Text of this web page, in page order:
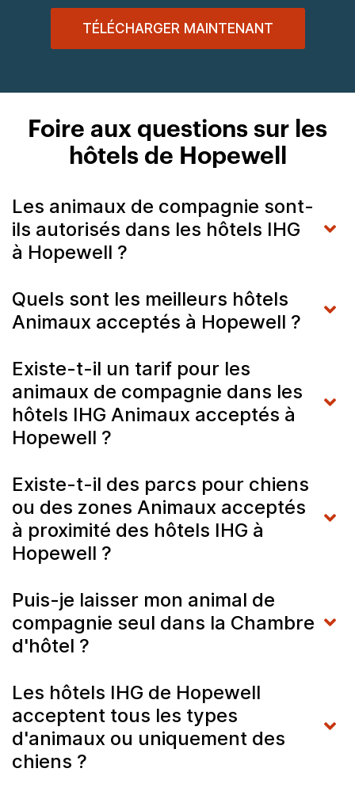
TÉLÉCHARGER MAINTENANT
Foire aux questions sur les
hôtels de Hopewell
Les animaux de compagnie sont-
ils autorisés dans les hôtels IHG
à Hopewell ?
Quels sont les meilleurs hôtels
Animaux acceptés à Hopewell ?
Existe-t-il un tarif pour les
animaux de compagnie dans les
hôtels IHG Animaux acceptés à
Hopewell ?
Existe-t-il des parcs pour chiens
ou des zones Animaux acceptés
à proximité des hôtels IHG à
Hopewell ?
Puis-je laisser mon animal de
compagnie seul dans la Chambre
d'hôtel ?
Les hôtels IHG de Hopewell
acceptent tous les types
d'animaux ou uniquement des
chiens ?